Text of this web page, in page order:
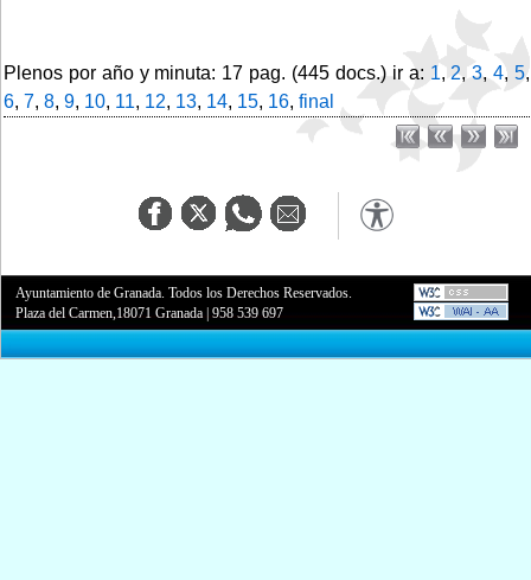
Plenos por año y minuta: 17 pag. (445 docs.) ir a: 1,2,3,4,5,
6, 7, 8, 9, 10, 11, 12, 13, 14, 15, 16, final
Ayuntamiento de Granada. Todos los Derechos Reservados.
Plaza del Carmen,18071 Granada |958 539 697